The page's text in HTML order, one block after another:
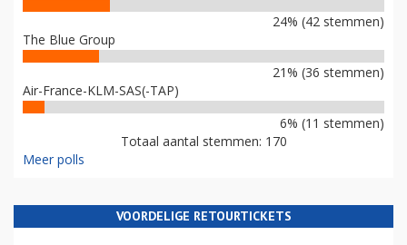
24% (42 stemmen)
The Blue Group
21% (36 stemmen)
Air-France-KLM-SAS(-TAP)
6% (11 stemmen)
Totaal aantal stemmen: 170
Meer polls
VOORDELIGE RETOURTICKETS